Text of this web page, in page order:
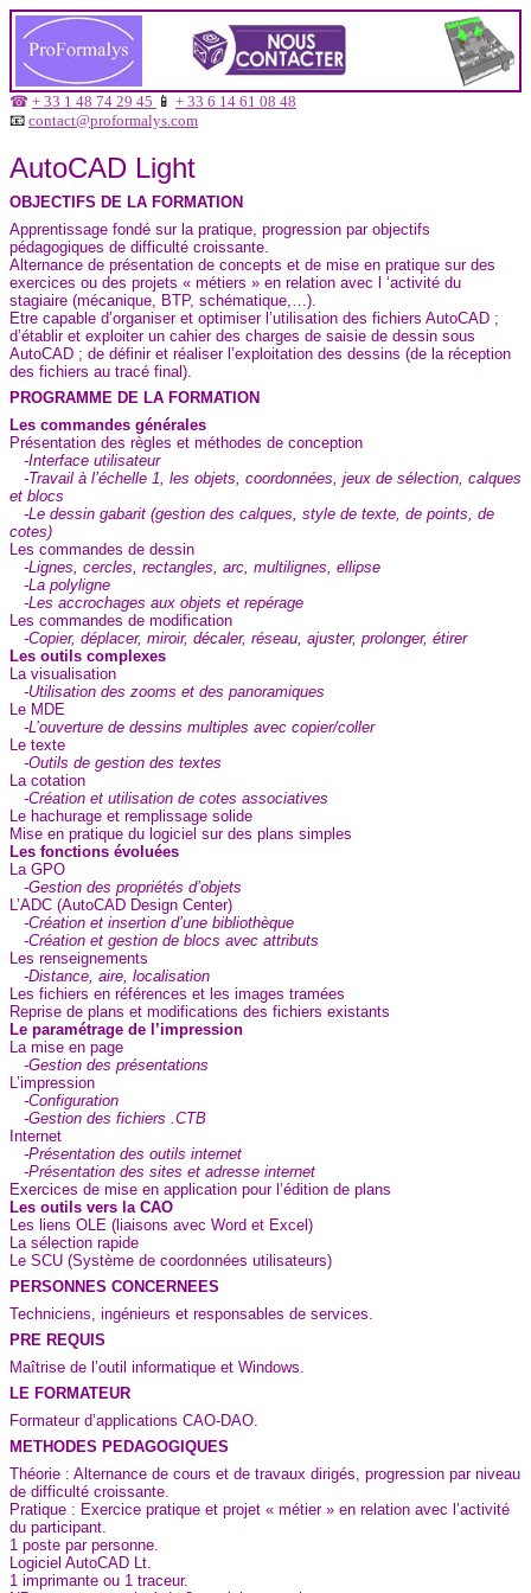
☎ + 33 1 48 74 29 45 📱 + 33 6 14 61 08 48
📧 contact@proformalys.com
AutoCAD Light
OBJECTIFS DE LA FORMATION
Apprentissage fondé sur la pratique, progression par objectifs
pédagogiques de difficulté croissante.
Alternance de présentation de concepts et de mise en pratique sur des
exercices ou des projets « métiers » en relation avec l ‘activité du
stagiaire (mécanique, BTP, schématique,…).
Etre capable d’organiser et optimiser l’utilisation des fichiers AutoCAD ;
d’établir et exploiter un cahier des charges de saisie de dessin sous
AutoCAD ; de définir et réaliser l’exploitation des dessins (de la réception
des fichiers au tracé final).
PROGRAMME DE LA FORMATION
Les commandes générales
Présentation des règles et méthodes de conception
-Interface utilisateur
-Travail à l’échelle 1, les objets, coordonnées, jeux de sélection, calques
et blocs
-Le dessin gabarit (gestion des calques, style de texte, de points, de
cotes)
Les commandes de dessin
-Lignes, cercles, rectangles, arc, multilignes, ellipse
-La polyligne
-Les accrochages aux objets et repérage
Les commandes de modification
-Copier, déplacer, miroir, décaler, réseau, ajuster, prolonger, étirer
Les outils complexes
La visualisation
-Utilisation des zooms et des panoramiques
Le MDE
-L’ouverture de dessins multiples avec copier/coller
Le texte
-Outils de gestion des textes
La cotation
-Création et utilisation de cotes associatives
Le hachurage et remplissage solide
Mise en pratique du logiciel sur des plans simples
Les fonctions évoluées
La GPO
-Gestion des propriétés d’objets
L’ADC (AutoCAD Design Center)
-Création et insertion d’une bibliothèque
-Création et gestion de blocs avec attributs
Les renseignements
-Distance, aire, localisation
Les fichiers en références et les images tramées
Reprise de plans et modifications des fichiers existants
Le paramétrage de l’impression
La mise en page
-Gestion des présentations
L’impression
-Configuration
-Gestion des fichiers .CTB
Internet
-Présentation des outils internet
-Présentation des sites et adresse internet
Exercices de mise en application pour l’édition de plans
Les outils vers la CAO
Les liens OLE (liaisons avec Word et Excel)
La sélection rapide
Le SCU (Système de coordonnées utilisateurs)
PERSONNES CONCERNEES
Techniciens, ingénieurs et responsables de services.
PRE REQUIS
Maîtrise de l’outil informatique et Windows.
LE FORMATEUR
Formateur d’applications CAO-DAO.
METHODES PEDAGOGIQUES
Théorie : Alternance de cours et de travaux dirigés, progression par niveau
de difficulté croissante.
Pratique : Exercice pratique et projet « métier » en relation avec l’activité
du participant.
1 poste par personne.
Logiciel AutoCAD Lt.
1 imprimante ou 1 traceur.